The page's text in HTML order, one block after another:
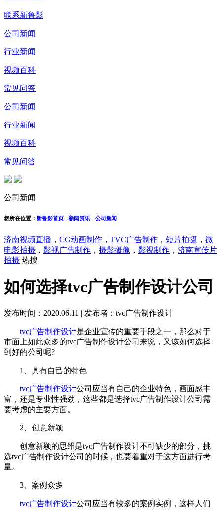
联系新鲁影
公司新闻
行业新闻
视频百科
常见问答
公司新闻
行业新闻
视频百科
常见问答
公司新闻
您所在位置： 新鲁影首页 - 新闻资讯 - 公司新闻
济南视频直播 ， CG动画制作 ， TVC广告制作 ， 短片拍摄 ， 微
电影拍摄 ， 影视广告制作 ， 摄影摄像 ， 影视制作 ， 济南宣传片
拍摄 热搜
如何选择tvc广告制作设计公司
发布时间：2020.06.11 | 发布者：tvc广告制作设计
tvc广告制作设计是企业宣传的重要手段之一，那么对于
市面上如此众多的tvc广告制作设计公司来说，又该如何选择
到好的公司呢?
1、具有自己的特色
tvc广告制作设计公司应当有自己的企业特色，画面感丰
富，还是专业性强劲，这些都是选择tvc广告制作设计公司需
要考虑的主要方面。
2、创意新颖
创意新颖的思维是tvc广告制作设计不可缺少的部分，挑
选tvc广告制作设计公司的时候，也要着重对于这方面进行考
量。
3、案例众多
tvc广告制作设计公司应当有较多的案例实例，这样人们